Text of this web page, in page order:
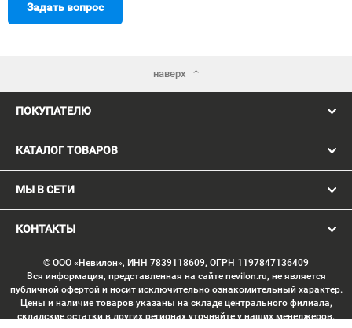
Задать вопрос
наверх
ПОКУПАТЕЛЮ
КАТАЛОГ ТОВАРОВ
МЫ В СЕТИ
КОНТАКТЫ
© ООО «Невилон», ИНН 7839118609, ОГРН 1197847136409
Вся информация, представленная на сайте nevilon.ru, не является
публичной офертой и носит исключительно ознакомительный характер.
Цены и наличие товаров указаны на складе центрального филиала,
складские остатки в других регионах уточняйте у наших менеджеров.